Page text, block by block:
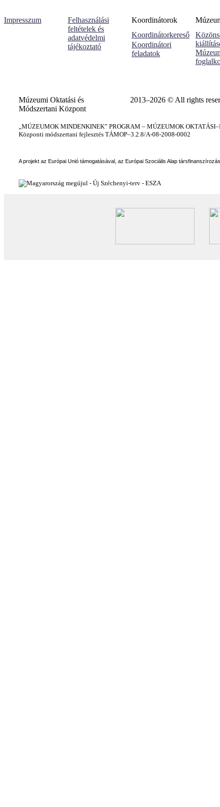
Impresszum
Felhasználási
feltételek és
adatvédelmi
tájékoztató
Koordinátorok
Koordinátorkereső
Koordinátori
feladatok
Múzeumi Oktatási és
Módszertani Központ
2013–2026 © All rights
„MÚZEUMOK MINDENKINEK” PROGRAM – MÚZEUMOK
Központi módszertani fejlesztés TÁMOP–3.2.8/A-08-2008-0002
A projekt az Európai Unió támogatásával, az Európai Szociális Alap